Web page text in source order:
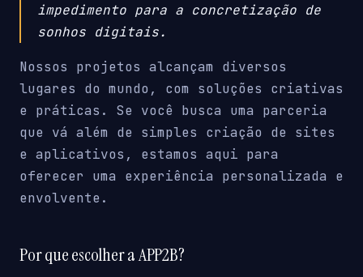
impedimento para a concretização de
sonhos digitais.
Nossos projetos alcançam diversos
lugares do mundo, com soluções criativas
e práticas. Se você busca uma parceria
que vá além de simples criação de sites
e aplicativos, estamos aqui para
oferecer uma experiência personalizada e
envolvente.
Por que escolher a APP2B?